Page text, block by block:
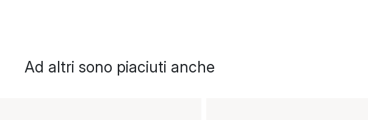
Ad altri sono piaciuti anche